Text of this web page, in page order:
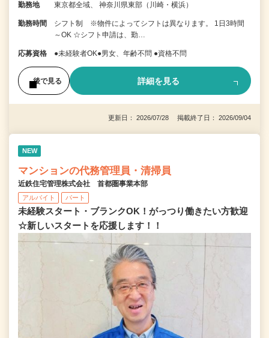
勤務地 東京都全域、 神奈川県東部（川崎・横浜）
勤務時間
シフト制 ※物件によってシフトは異なります。 1日3時間
～OK ☆シフト申請は、勤…
応募資格 ●未経験者OK●男女、年齢不問 ●資格不問
後で見る 詳細を見る
更新日： 2026/07/28 掲載終了日： 2026/09/04
NEW
マンションの代務管理員・清掃員
近鉄住宅管理株式会社 首都圏事業本部
アルバイト パート
未経験スタート・ブランクOK！がっつり働きたい方歓迎
☆新しいスタートを応援します！！